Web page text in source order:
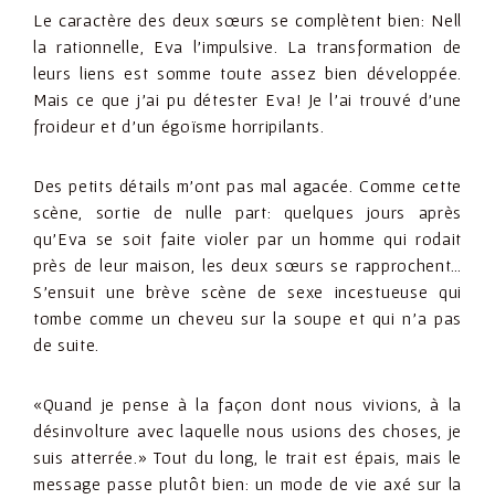
Le caractère des deux sœurs se complètent bien: Nell
la rationnelle, Eva l’impulsive. La transformation de
leurs liens est somme toute assez bien développée.
Mais ce que j’ai pu détester Eva! Je l’ai trouvé d’une
froideur et d’un égoïsme horripilants.
Des petits détails m’ont pas mal agacée. Comme cette
scène, sortie de nulle part: quelques jours après
qu’Eva se soit faite violer par un homme qui rodait
près de leur maison, les deux sœurs se rapprochent…
S’ensuit une brève scène de sexe incestueuse qui
tombe comme un cheveu sur la soupe et qui n’a pas
de suite.
«Quand je pense à la façon dont nous vivions, à la
désinvolture avec laquelle nous usions des choses, je
suis atterrée.» Tout du long, le trait est épais, mais le
message passe plutôt bien: un mode de vie axé sur la